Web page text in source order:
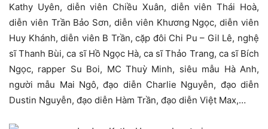
Kathy Uyên, diễn viên Chiều Xuân, diễn viên Thái Hoà,
diễn viên Trần Bảo Sơn, diễn viên Khương Ngọc, diễn viên
Huy Khánh, diễn viên B Trần, cặp đôi Chi Pu – Gil Lê, nghệ
sĩ Thanh Bùi, ca sĩ Hồ Ngọc Hà, ca sĩ Thảo Trang, ca sĩ Bích
Ngọc, rapper Su Boi, MC Thuỳ Minh, siêu mẫu Hà Anh,
người mẫu Mai Ngô, đạo diễn Charlie Nguyễn, đạo diễn
Dustin Nguyễn, đạo diễn Hàm Trần, đạo diễn Việt Max,…